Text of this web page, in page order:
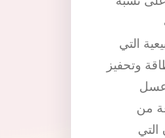
التي
وتحفيز
عسل
من
التي